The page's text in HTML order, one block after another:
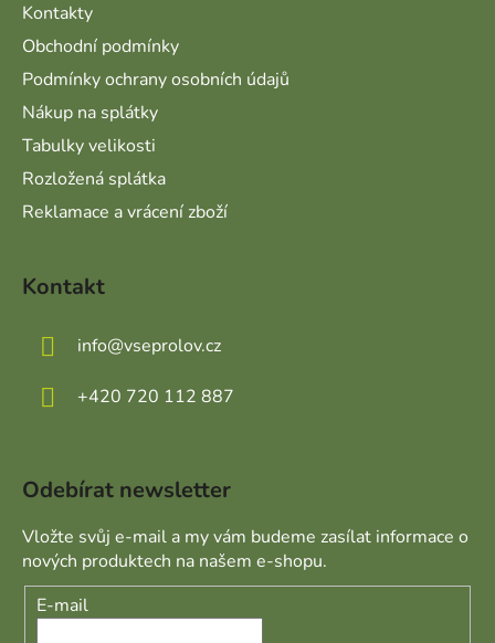
Kontakty
Obchodní podmínky
Podmínky ochrany osobních údajů
Nákup na splátky
Tabulky velikosti
Rozložená splátka
Reklamace a vrácení zboží
Kontakt
info@vseprolov.cz
+420 720 112 887
Odebírat newsletter
Vložte svůj e-mail a my vám budeme zasílat informace o
nových produktech na našem e-shopu.
E-mail